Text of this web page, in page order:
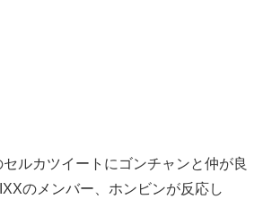
ルカツイートにゴンチャンと仲が良
のメンバー、ホンビンが反応し